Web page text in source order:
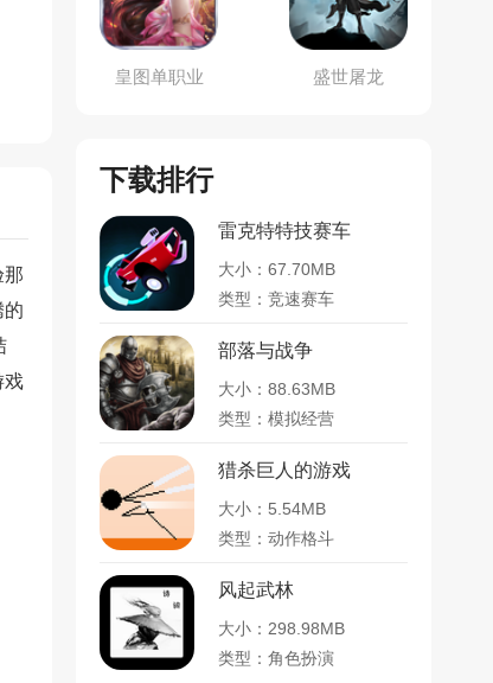
那
的
戏
皇图单职业 盛世屠龙
下载排行
雷克特特技赛车
大小：67.70MB
类型：竞速赛车
部落与战争
大小：88.63MB
类型：模拟经营
猎杀巨人的游戏
大小：5.54MB
类型：动作格斗
风起武林
大小：298.98MB
类型：角色扮演